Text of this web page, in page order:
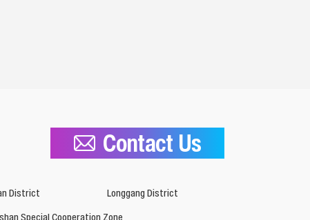
Contact Us
District
Longgang District
Special Cooperation Zone